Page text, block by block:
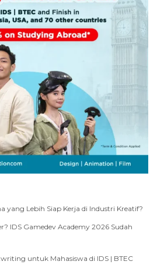
yang Lebih Siap Kerja di Industri Kreatif?
IDS Gamedev Academy 2026 Sudah
untuk Mahasiswa di IDS | BTEC